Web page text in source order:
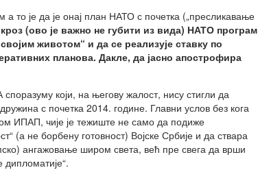
то је да је онај план НАТО с почетка („пресликавање
кроз (ово је важно не губити из вида) НАТО програм
животом“ и да се реализује ставку по
планова. Дакле, да јасно апострофира
који, на његову жалост, нису стигли да
с почетка 2014. године. Главни услов без кога
ИПАП, чије је тежиште не само да подиже
(а не борбену готовност) Војске Србије и да ствара
ангажовање широм света, већ пре свега да врши
дипломатије“.